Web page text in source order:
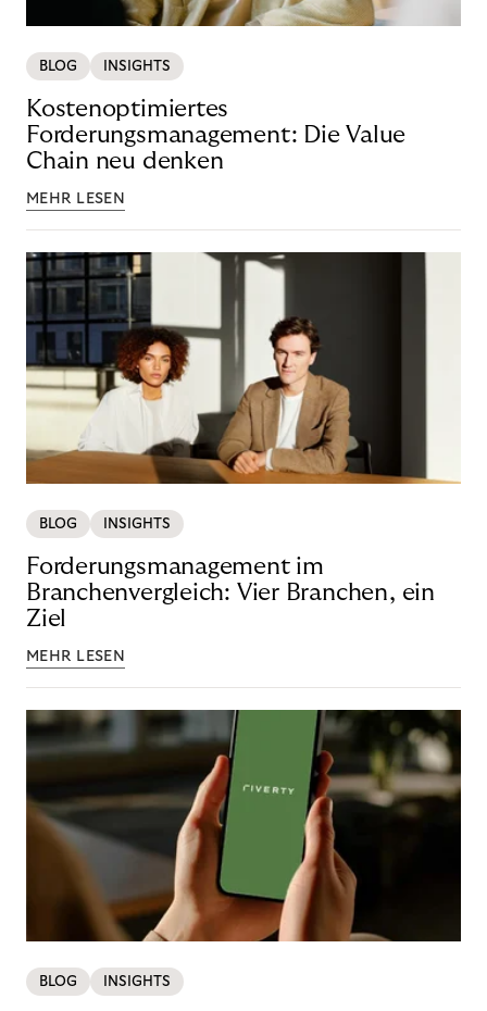
BLOG INSIGHTS
Kostenoptimiertes
Forderungsmanagement: Die Value
Chain neu denken
MEHR LESEN
BLOG INSIGHTS
Forderungsmanagement im
Branchenvergleich: Vier Branchen, ein
Ziel
MEHR LESEN
BLOG INSIGHTS